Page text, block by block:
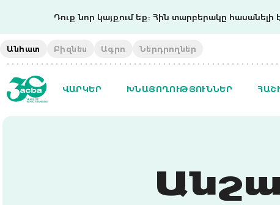
Դուք նոր կայքում եք: Հին տարբերակը հասանելի
Անհատ Բիզնես Ագրո Ներդրողներ
ՎԱՐԿԵՐ ԽՆԱՅՈՂՈՒԹՅՈՒՆՆԵՐ